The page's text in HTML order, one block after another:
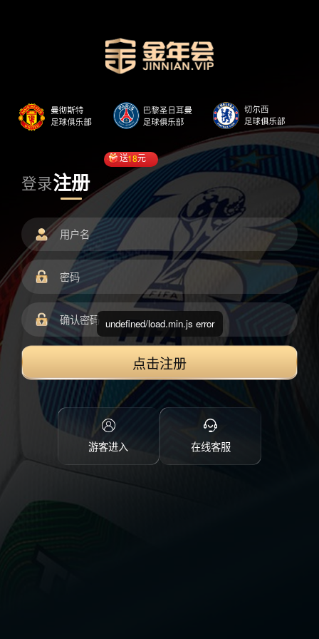
登录注册
送18元
点击注册
游客进入 在线客服
undefined/load.min.js error